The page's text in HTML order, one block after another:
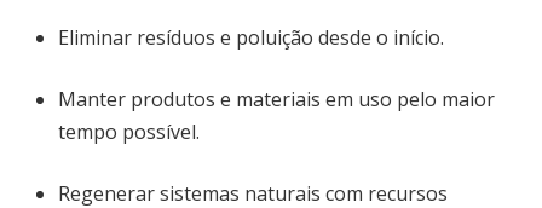
Eliminar resíduos e poluição desde o início.
Manter produtos e materiais em uso pelo maior
tempo possível.
Regenerar sistemas naturais com recursos